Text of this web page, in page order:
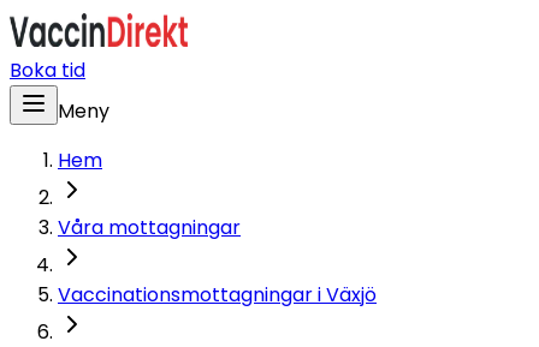
Boka tid
Meny
Hem
Våra mottagningar
Vaccinationsmottagningar i Växjö